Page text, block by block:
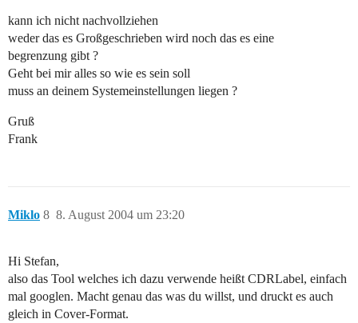
kann ich nicht nachvollziehen
weder das es Großgeschrieben wird noch das es eine
begrenzung gibt ?
Geht bei mir alles so wie es sein soll
muss an deinem Systemeinstellungen liegen ?
Gruß
Frank
Miklo 8. August 2004 um 23:20
8
Hi Stefan,
also das Tool welches ich dazu verwende heißt CDRLabel, einfach
mal googlen. Macht genau das was du willst, und druckt es auch
gleich in Cover-Format.